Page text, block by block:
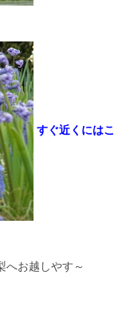
すぐ近くにはこ
へお越しやす～